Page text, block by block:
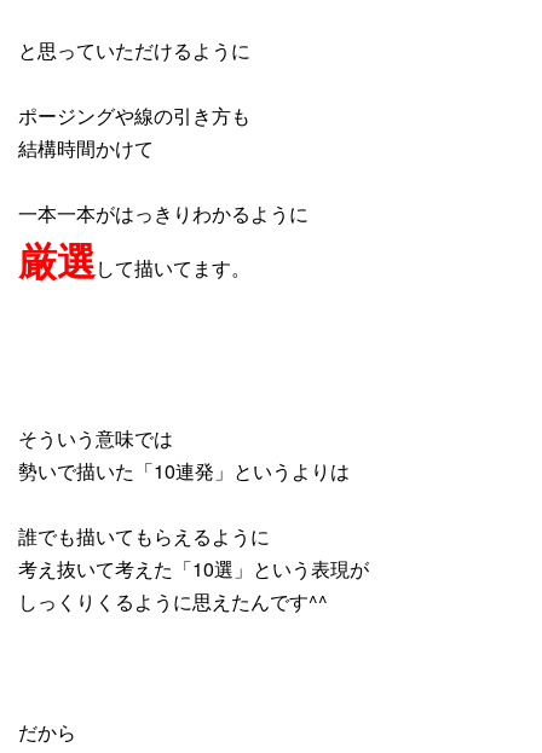
と思っていただけるように
ポージングや線の引き方も
結構時間かけて
一本一本がはっきりわかるように
厳選 して描いてます。
そういう意味では
勢いで描いた「10連発」というよりは
誰でも描いてもらえるように
考え抜いて考えた「10選」という表現が
しっくりくるように思えたんです^^
だから